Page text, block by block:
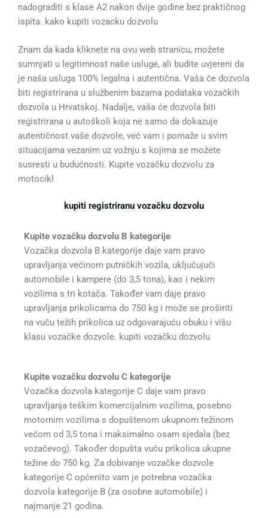
nadograditi s klase A2 nakon dvije godine bez praktičnog
ispita. kako kupiti vozacku dozvolu
Znam da kada kliknete na ovu web stranicu, možete
sumnjati u legitimnost naše usluge, ali budite uvjereni da
je naša usluga 100% legalna i autentična. Vaša će dozvola
biti registrirana u službenim bazama podataka vozačkih
dozvola u Hrvatskoj. Nadalje, vaša će dozvola biti
registrirana u autoškoli koja ne samo da dokazuje
autentičnost vaše dozvole, već vam i pomaže u svim
situacijama vezanim uz vožnju s kojima se možete
susresti u budućnosti. Kupite vozačku dozvolu za
motocikl
kupiti registriranu vozačku dozvolu
Kupite vozačku dozvolu B kategorije
Vozačka dozvola B kategorije daje vam pravo
upravljanja većinom putničkih vozila, uključujući
automobile i kampere (do 3,5 tona), kao i nekim
vozilima s tri kotača. Također vam daje pravo
upravljanja prikolicama do 750 kg i može se proširiti
na vuču težih prikolica uz odgovarajuću obuku i višu
klasu vozačke dozvole. kupiti vozačku dozvolu
Kupite vozačku dozvolu C kategorije
Vozačka dozvola kategorije C daje vam pravo
upravljanja teškim komercijalnim vozilima, posebno
motornim vozilima s dopuštenom ukupnom težinom
većom od 3,5 tona i maksimalno osam sjedala (bez
vozačevog). Također dopušta vuču prikolica ukupne
težine do 750 kg. Za dobivanje vozačke dozvole
kategorije C općenito vam je potrebna vozačka
dozvola kategorije B (za osobne automobile) i
najmanje 21 godina.